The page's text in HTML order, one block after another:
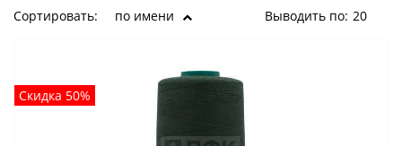
Сортировать: по имени Выводить по: 20
Скидка 50%